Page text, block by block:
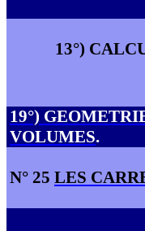
13°)
19°)
VOLUMES.
N° 25 LES